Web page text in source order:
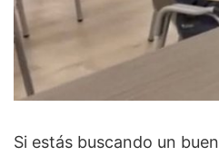
Si estás buscando un